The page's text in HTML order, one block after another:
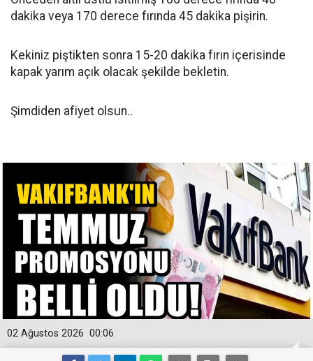
dakika veya 170 derece fırında 45 dakika pişirin.
Kekiniz piştikten sonra 15-20 dakika fırın içerisinde
kapak yarım açık olacak şekilde bekletin.
Şimdiden afiyet olsun..
00:06
02 Ağustos 2026